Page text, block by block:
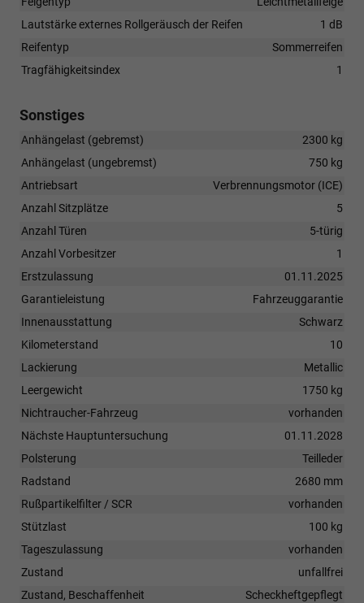
Lautstärke externes Rollgeräusch der Reifen
1 dB
Reifentyp
Sommerreifen
Tragfähigkeitsindex
1
Sonstiges
Anhängelast (gebremst)
2300 kg
Anhängelast (ungebremst)
750 kg
Antriebsart
Verbrennungsmotor (ICE)
Anzahl Sitzplätze
5
Anzahl Türen
5-türig
Anzahl Vorbesitzer
1
Erstzulassung
01.11.2025
Garantieleistung
Fahrzeuggarantie
Innenausstattung
Schwarz
Kilometerstand
10
Lackierung
Metallic
Leergewicht
1750 kg
Nichtraucher-Fahrzeug
vorhanden
Nächste Hauptuntersuchung
01.11.2028
Polsterung
Teilleder
Radstand
2680 mm
Rußpartikelfilter / SCR
vorhanden
Stützlast
100 kg
Tageszulassung
vorhanden
Zustand
unfallfrei
Zustand, Beschaffenheit
Scheckheftgepflegt